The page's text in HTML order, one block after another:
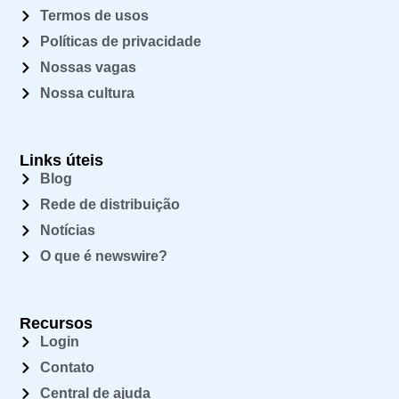
Termos de usos
Políticas de privacidade
Nossas vagas
Nossa cultura
Links úteis
Blog
Rede de distribuição
Notícias
O que é newswire?
Recursos
Login
Contato
Central de ajuda